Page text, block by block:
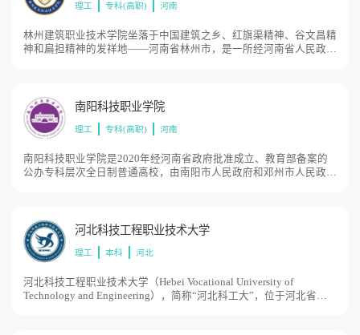
理工 专科(高职) 河南
林州建筑职业技术学院坐落于中国建筑之乡、红旗渠精神、谷文昌精
神和扁担精神的发祥地——河南省林州市，是一所经河南省人民政府
育教学管理工作。2020年5月，林州建筑职业技术学院通过教育部备
案，占地面积1279亩。
南阳科技职业学院
理工 专科(高职) 河南
南阳科技职业学院是2020年经河南省政府批准成立、教育部备案的
公办专科层次全日制普通高校，由南阳市人民政府和邓州市人民政府
亩。
河北科技工程职业技术大学
理工 本科 河北
河北科技工程职业技术大学（Hebei Vocational University of
Technology and Engineering），简称“河北科工大”，位于河北省邢